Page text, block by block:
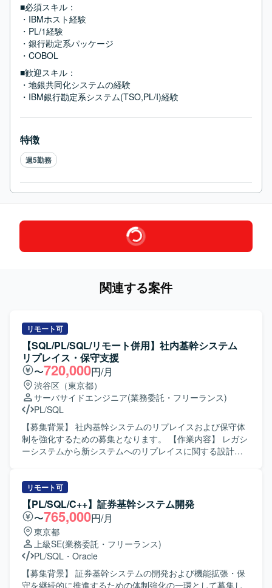
■必須スキル：
・IBMホスト経験
・PL/1経験
・銀行勘定系パッケージ
・COBOL
■歓迎スキル：
・地銀共同化システムの経験
・IBM銀行勘定系システム(TSO,PL/I)経験
特徴
週5勤務
関連する案件
リモート可
【SQL/PL/SQL/リモート併用】社内基幹システム
リプレイス・保守支援
〜720,000円/月
渋谷区（東京都）
サーバサイドエンジニア(業務委託・フリーランス)
PL/SQL
【募集背景】 社内基幹システムのリプレイスおよび保守体
制を強化するための募集となります。 【作業内容】 レガシ
ーシステムから新システムへのリプレイスに関する設計・
よび原因究明、改善対応なども実施いただきます。業務担
当者との調整を行いながら、仕様整理や影響範囲の確認、
テスト計画およびテスト実施、リリース後のフォローまで
一連の作業をお願いいたします。 【求める人物像】 関係者
と円滑にコミュニケーションを取りながら主体的に動いて
いただける方を求めております。既存システムの仕様を自
らキャッチアップし、課題に対して粘り強く対応できる方
が望ましいです。 【ポジションの魅力】 基幹システムのリ
プレイスおよび保守を通じて、上流から下流まで一貫した
リモート可
【PL/SQL/C++】証券基幹システム開発
〜765,000円/月
東京都
上級SE(業務委託・フリーランス)
PL/SQL ・ Oracle
【募集背景】 証券基幹システムの開発および機能拡張・保
守を継続的に推進するための体制強化の一環として募集し